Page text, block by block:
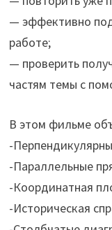
— эффективно
работе;
— проверить
частям темы с
В этом фильме
-
-Параллельные
-Координатная
-Историческая